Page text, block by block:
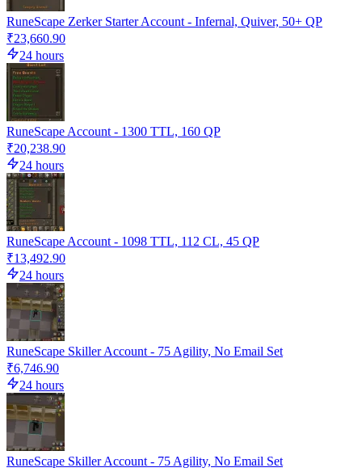
RuneScape Zerker Starter Account - Infernal, Quiver, 50+ QP
₹23,660.90
24 hours
RuneScape Account - 1300 TTL, 160 QP
₹20,238.90
24 hours
RuneScape Account - 1098 TTL, 112 CL, 45 QP
₹13,492.90
24 hours
RuneScape Skiller Account - 75 Agility, No Email Set
₹6,746.90
24 hours
RuneScape Skiller Account - 75 Agility, No Email Set